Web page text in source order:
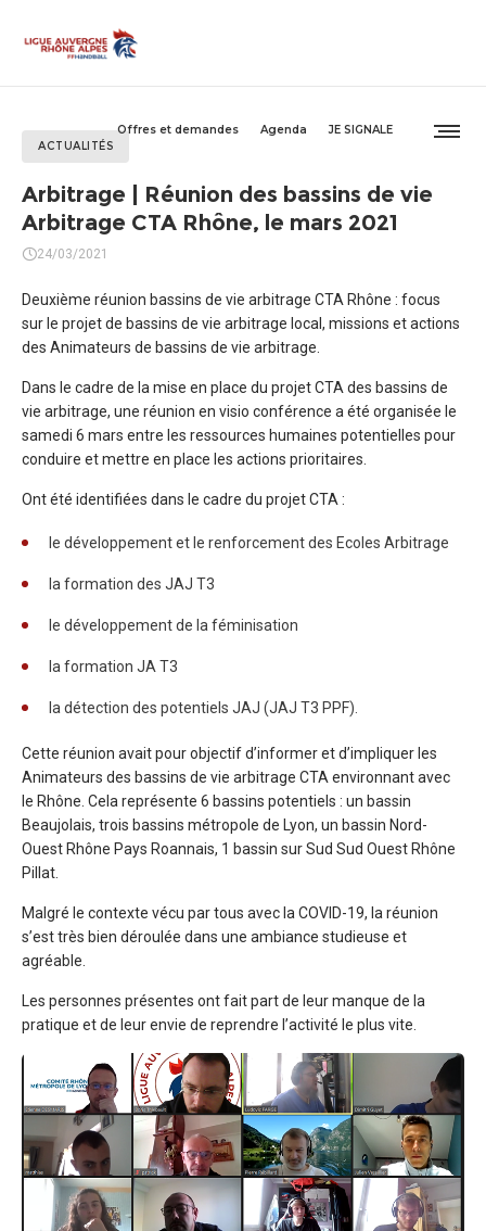
Offres et demandes Agenda
JE SIGNALE
ACTUALITÉS
Arbitrage | Réunion des bassins de vie
Arbitrage CTA Rhône, le mars 2021
24/03/2021
Deuxième réunion bassins de vie arbitrage CTA Rhône : focus
sur le projet de bassins de vie arbitrage local, missions et actions
des Animateurs de bassins de vie arbitrage.
Dans le cadre de la mise en place du projet CTA des bassins de
vie arbitrage, une réunion en visio conférence a été organisée le
samedi 6 mars entre les ressources humaines potentielles pour
conduire et mettre en place les actions prioritaires.
Ont été identifiées dans le cadre du projet CTA :
le développement et le renforcement des Ecoles Arbitrage
la formation des JAJ T3
le développement de la féminisation
la formation JA T3
la détection des potentiels JAJ (JAJ T3 PPF).
Cette réunion avait pour objectif d’informer et d’impliquer les
Animateurs des bassins de vie arbitrage CTA environnant avec
le Rhône. Cela représente 6 bassins potentiels : un bassin
Beaujolais, trois bassins métropole de Lyon, un bassin Nord-
Ouest Rhône Pays Roannais, 1 bassin sur Sud Sud Ouest Rhône
Pillat.
Malgré le contexte vécu par tous avec la COVID-19, la réunion
s’est très bien déroulée dans une ambiance studieuse et
agréable.
Les personnes présentes ont fait part de leur manque de la
pratique et de leur envie de reprendre l’activité le plus vite.